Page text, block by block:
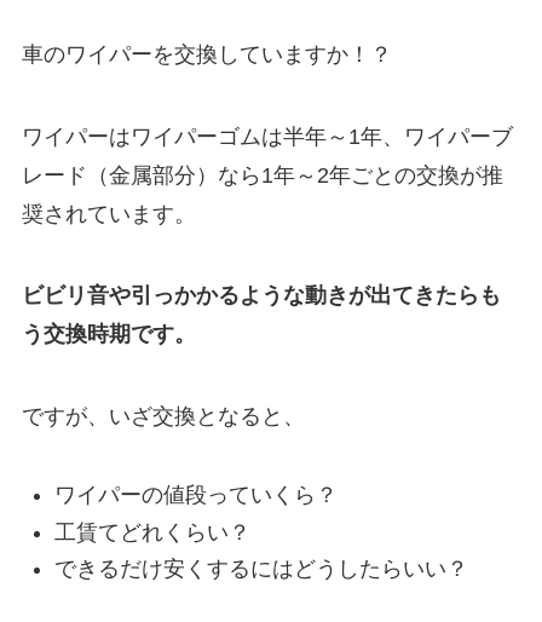
車のワイパーを交換していますか！？
ワイパーはワイパーゴムは半年～1年、ワイパーブ
レード（金属部分）なら1年～2年ごとの交換が推
奨されています。
ビビリ音や引っかかるような動きが出てきたらも
う交換時期です。
ですが、いざ交換となると、
ワイパーの値段っていくら？
工賃てどれくらい？
できるだけ安くするにはどうしたらいい？